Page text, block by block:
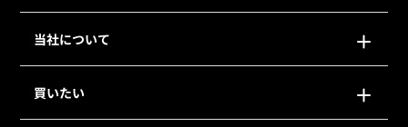
当社について
買いたい